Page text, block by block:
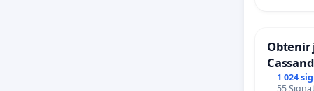
Obtenir
1 024
55